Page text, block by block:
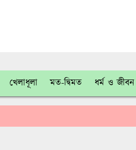
খেলাধূলা মত-দ্বিমত ধর্ম ও জীবন